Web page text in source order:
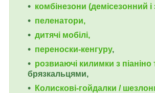
комбінезони (демісезонний
пеленатори,
дитячі мобілі,
переноски-кенгуру,
розвиаючі килимки з піаніно
брязкальцями,
Колискові-гойдалки /